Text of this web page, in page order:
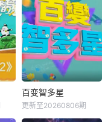
百变智多星
更新至20260806期